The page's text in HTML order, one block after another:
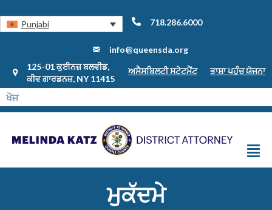
Punjabi 718.286.6000
info@queensda.org
125-01 ਕੁਈਨਜ਼ ਬਲਵੀਡ,
ਕੀਵ ਗਾਰਡਨਜ਼, NY 11415
ਅਸੈਸਬਿਲਟੀ ਸਟੇਟਮੈਂਟ ਭਾਸ਼ਾ ਪਹੁੰਚ ਯੋਜਨਾ
ਮੁਕੱਦਮੇ